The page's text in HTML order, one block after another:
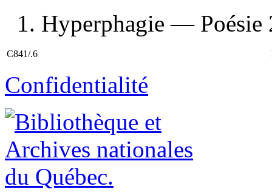
1. Hyperphagie — Poésie
C841/.6
Confidentialité